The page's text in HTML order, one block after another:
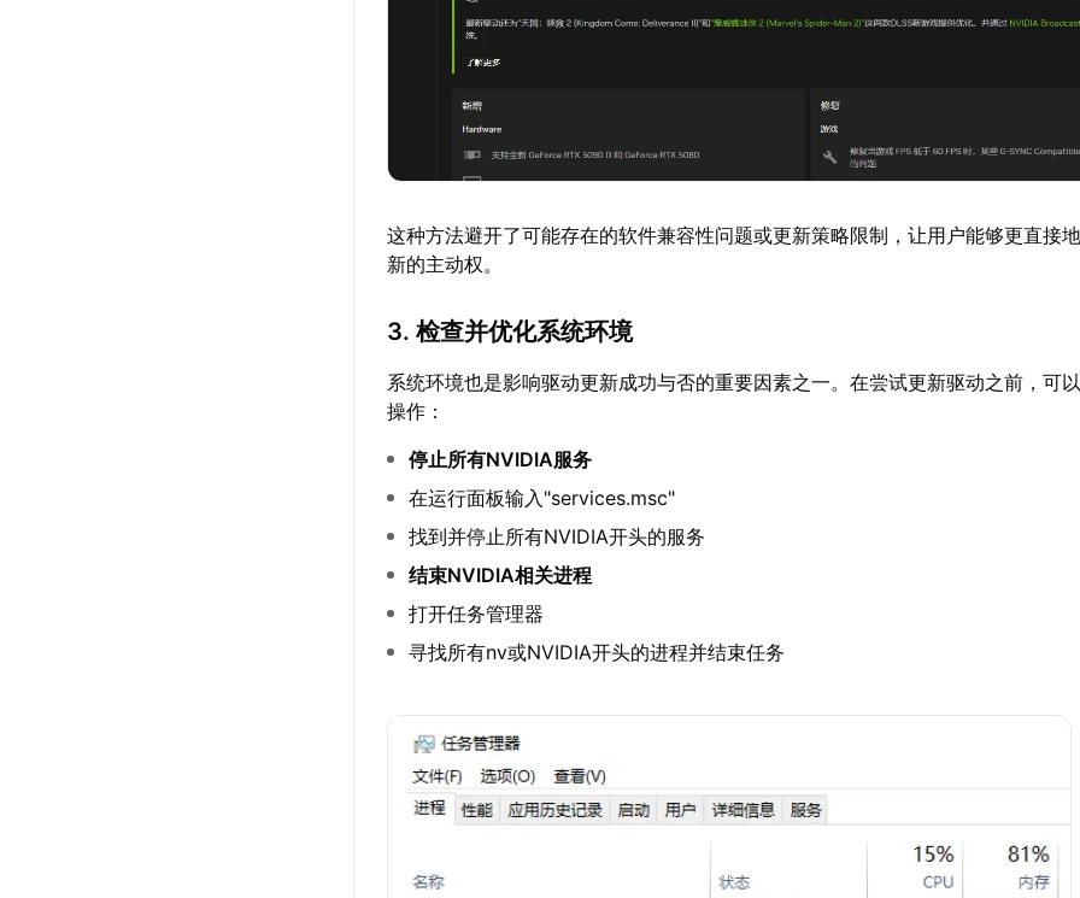
这种方法避开了可能存在的软件兼容性问题或更新策略限制，让用户能够更直接
新的主动权。
3. 检查并优化系统环境
系统环境也是影响驱动更新成功与否的重要因素之一。在尝试更新驱动之前，可
操作：
停止所有NVIDIA服务
在运行面板输入"services.msc"
找到并停止所有NVIDIA开头的服务
结束NVIDIA相关进程
打开任务管理器
寻找所有nv或NVIDIA开头的进程并结束任务